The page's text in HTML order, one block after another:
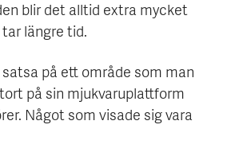
blir det alltid extra mycket
längre tid.
på ett område som man
på sin mjukvaruplattform
Något som visade sig vara